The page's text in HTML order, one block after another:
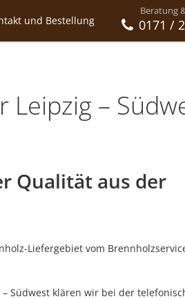
Beratung
0171 /
und Bestellung
–
Qualität aus der
Liefergebiet vom
Südwest klären wir bei der